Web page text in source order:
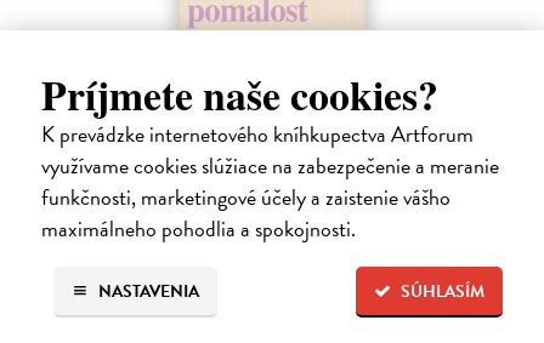
Príjmete naše cookies?
K prevádzke internetového kníhkupectva Artforum
využívame cookies slúžiace na zabezpečenie a meranie
funkčnosti, marketingové účely a zaistenie vášho
maximálneho pohodlia a spokojnosti.
SÚHLASÍM
NASTAVENIA
Kundera Milan| Kniha
Pomalost, chronologicky první ze čtyř románů Milana Kundery
napsaných francouzsky, vychází v českém překladu Anny
Kareninové. Vydávání Kunderových románů v českém jazyce se
uzavírá.
Na sklade ?
15,50 € ?